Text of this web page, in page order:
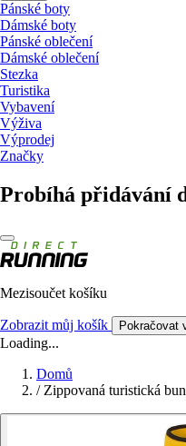
Pánské boty
Dámské boty
Pánské oblečení
Dámské oblečení
Stezka
Turistika
Vybavení
Výživa
Výprodej
Značky
Probíhá přidávání
Mezisoučet košíku
Zobrazit můj košík Pokračovat
Loading...
Domů
/ Zippovaná turistická